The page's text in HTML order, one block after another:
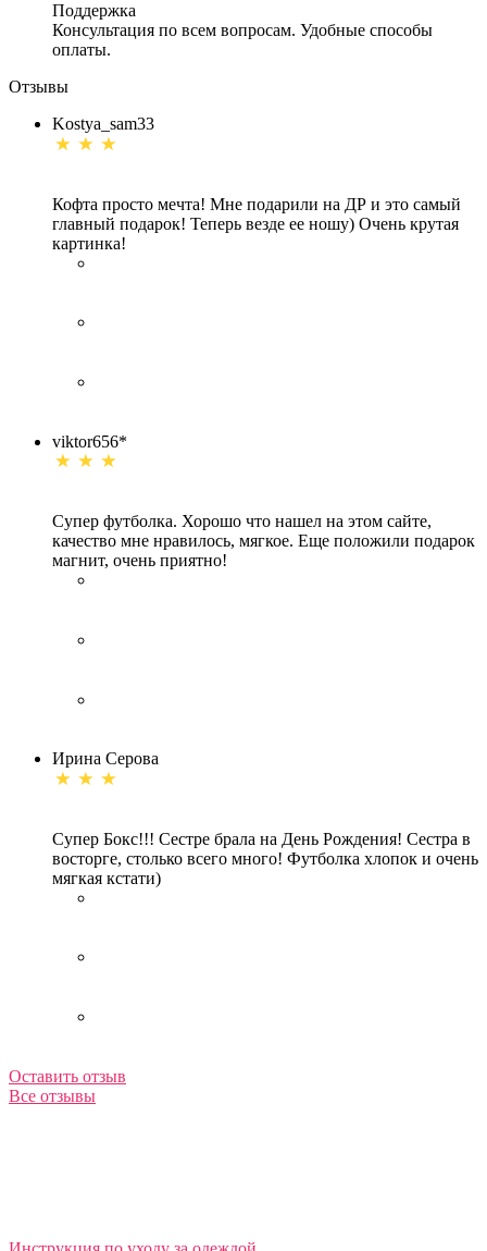
Поддержка
Консультация по всем вопросам. Удобные способы
оплаты.
Отзывы
Kostya_sam33
Кофта просто мечта! Мне подарили на ДР и это самый
главный подарок! Теперь везде ее ношу) Очень крутая
картинка!
viktor656*
Супер футболка. Хорошо что нашел на этом сайте,
качество мне нравилось, мягкое. Еще положили подарок
магнит, очень приятно!
Ирина Серова
Супер Бокс!!! Сестре брала на День Рождения! Сестра в
восторге, столько всего много! Футболка хлопок и очень
мягкая кстати)
Оставить отзыв
Все отзывы